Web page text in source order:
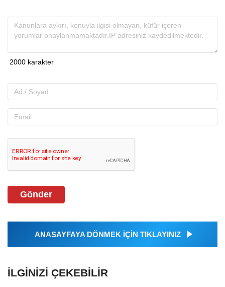
Gönder
ANASAYFAYA DÖNMEK İÇİN TIKLAYINIZ
İLGINIZI ÇEKEBILIR